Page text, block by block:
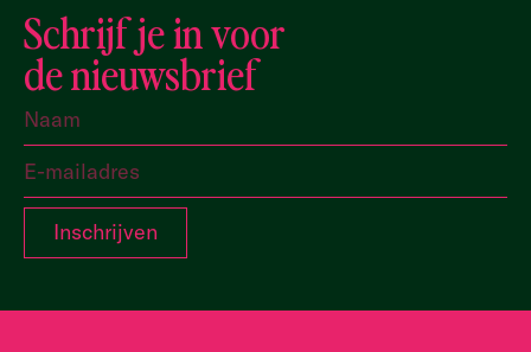
Schrijf je in voor
de nieuwsbrief